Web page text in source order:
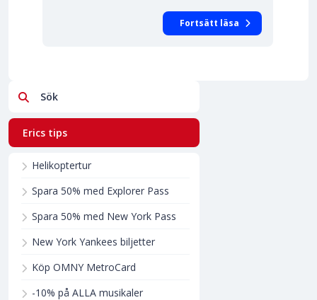
Fortsätt läsa
Sök
Erics tips
Helikoptertur
Spara 50% med Explorer Pass
Spara 50% med New York Pass
New York Yankees biljetter
Köp OMNY MetroCard
-10% på ALLA musikaler